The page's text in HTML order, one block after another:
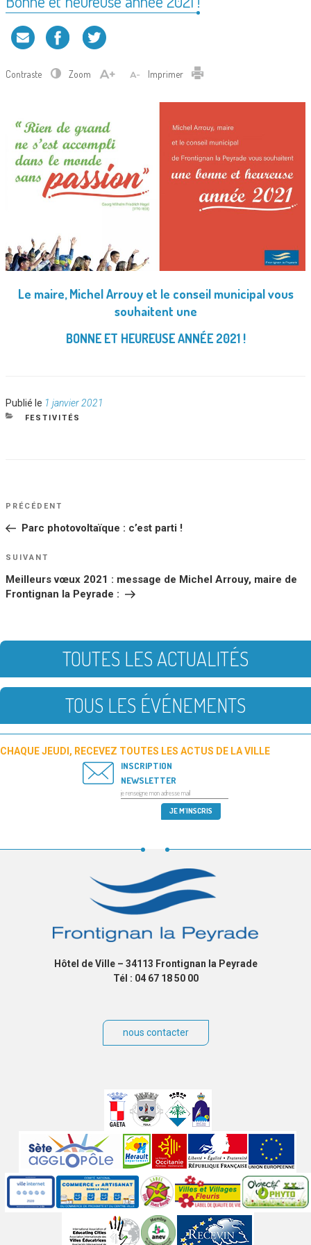
Contraste Zoom Imprimer
Le maire, Michel Arrouy et le conseil municipal vous
souhaitent une
BONNE ET HEUREUSE ANNÉE 2021 !
Publié le Publié
le
1 janvier 2021
CATÉGORIES
FESTIVITÉS
NAVIGATION
DE
Article
PRÉCÉDENT
Parc photovoltaïque : c’est parti !
Article
SUIVANT
Meilleurs vœux 2021 : message de Michel Arrouy, maire de
Frontignan la Peyrade :
TOUTES LES ACTUALITÉS
TOUS LES ÉVÉNEMENTS
CHAQUE JEUDI, RECEVEZ TOUTES LES ACTUS DE LA VILLE
INSCRIPTION
NEWSLETTER
Hôtel de Ville – 34113 Frontignan la Peyrade
Tél : 04 67 18 50 00
nous contacter
partenaires
Labels